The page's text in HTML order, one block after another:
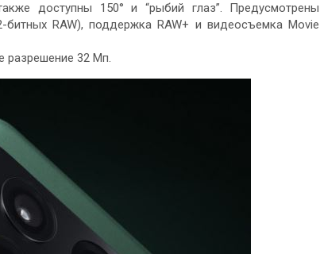
доступны 150° и “рыбий глаз”. Предусмотрены
RAW), поддержка RAW+ и видеосъемка Movie
разрешение 32 Мп.